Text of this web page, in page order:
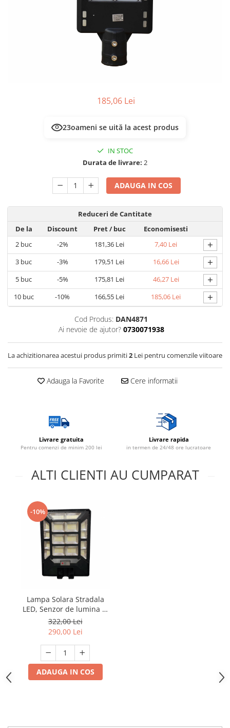
Lampi emergente
Prelungitoare/Derulatoare
Ştechere/Stecher adaptor185,06 Lei
23oameni se uită la acest produs
IN STOC
Durata de livrare: 2
ADAUGA IN COS
Reduceri de Cantitate
De la
Discount Pret/ buc
Economisesti
2 buc -2% 181,36 Lei 7,40 Lei +
3 buc -3% 179,51 Lei 16,66 Lei +
5 buc -5% 175,81 Lei 46,27 Lei +
10buc -10% 166,55 Lei 185,06 Lei +
Cod Produs: DAN4871
Ai nevoie de ajutor? 0730071938
La achizitionarea acestui produs primiti2 Lei pentru comenzile viitoare
Adauga la Favorite Cere informatii
Livrare gratuita
Pentru comenzi de minim 200 lei
Livrare rapida
in termen de 24/48 ore lucratoare
ALTI CLIENTI AU CUMPARAT
-10%
Lampa Solara Stradala
LED, Senzor de lumina si
miscare,telecomanda,
600W YT0122
322,00 Lei
290,00 Lei
ADAUGA IN COS